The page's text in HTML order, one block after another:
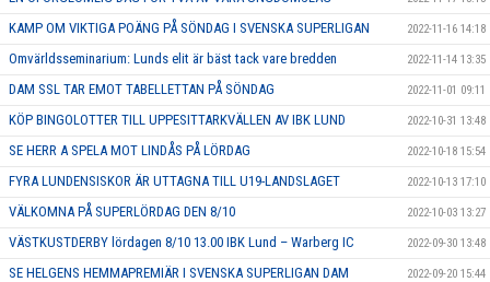
KAMP OM VIKTIGA POÄNG PÅ SÖNDAG I SVENSKA SUPERLIGAN 2022-11-16 14:18
Omvärldsseminarium: Lunds elit är bäst tack vare bredden 2022-11-14 13:35
DAM SSL TAR EMOT TABELLETTAN PÅ SÖNDAG 2022-11-01 09:11
KÖP BINGOLOTTER TILL UPPESITTARKVÄLLEN AV IBK LUND 2022-10-31 13:48
SE HERR A SPELA MOT LINDÅS PÅ LÖRDAG 2022-10-18 15:54
FYRA LUNDENSISKOR ÄR UTTAGNA TILL U19-LANDSLAGET 2022-10-13 17:10
VÄLKOMNA PÅ SUPERLÖRDAG DEN 8/10 2022-10-03 13:27
VÄSTKUSTDERBY lördagen 8/10 13.00 IBK Lund – Warberg IC 2022-09-30 13:48
SE HELGENS HEMMAPREMIÄR I SVENSKA SUPERLIGAN DAM 2022-09-20 15:44